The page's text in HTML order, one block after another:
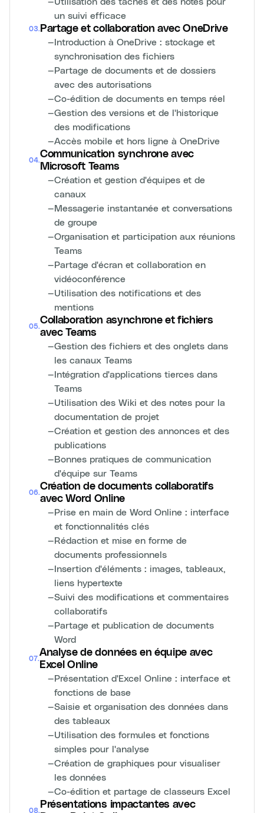
un suivi efficace
03. Partage et collaboration avec OneDrive
—Introduction à OneDrive : stockage et
synchronisation des fichiers
—Partage de documents et de dossiers
avec des autorisations
—Co-édition de documents en temps réel
—Gestion des versions et de l'historique
des modifications
—Accès mobile et hors ligne à OneDrive
04.
Communication synchrone avec
Microsoft Teams
—Création et gestion d'équipes et de
canaux
—Messagerie instantanée et conversations
de groupe
—Organisation et participation aux réunions
Teams
—Partage d'écran et collaboration en
vidéoconférence
—Utilisation des notifications et des
mentions
05.
Collaboration asynchrone et fichiers
avec Teams
—Gestion des fichiers et des onglets dans
les canaux Teams
—Intégration d'applications tierces dans
Teams
—Utilisation des Wiki et des notes pour la
documentation de projet
—Création et gestion des annonces et des
publications
—Bonnes pratiques de communication
d'équipe sur Teams
06.
Création de documents collaboratifs
avec Word Online
—Prise en main de Word Online : interface
et fonctionnalités clés
—Rédaction et mise en forme de
documents professionnels
—Insertion d'éléments : images, tableaux,
liens hypertexte
—Suivi des modifications et commentaires
collaboratifs
—Partage et publication de documents
Word
07.
Analyse de données en équipe avec
Excel Online
—Présentation d'Excel Online : interface et
fonctions de base
—Saisie et organisation des données dans
des tableaux
—Utilisation des formules et fonctions
simples pour l'analyse
—Création de graphiques pour visualiser
les données
—Co-édition et partage de classeurs Excel
08.
Présentations impactantes avec